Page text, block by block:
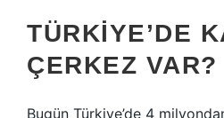
TÜRKIYE’DE
ÇERKEZ VAR?
Bugün Türkiye’de 4